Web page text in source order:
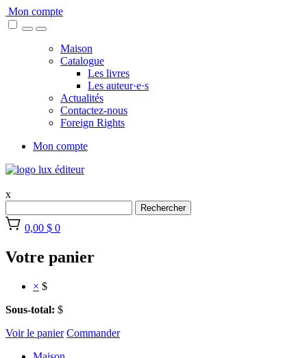
Skip
to
Mon compte
Maison
Catalogue
Les livres
Les auteur·e·s
Actualités
Contactez-nous
Foreign Rights
Mon compte
x
Rechercher
0,00 $ 0
Votre panier
× $
Sous-total: $
Voir le panier Commander